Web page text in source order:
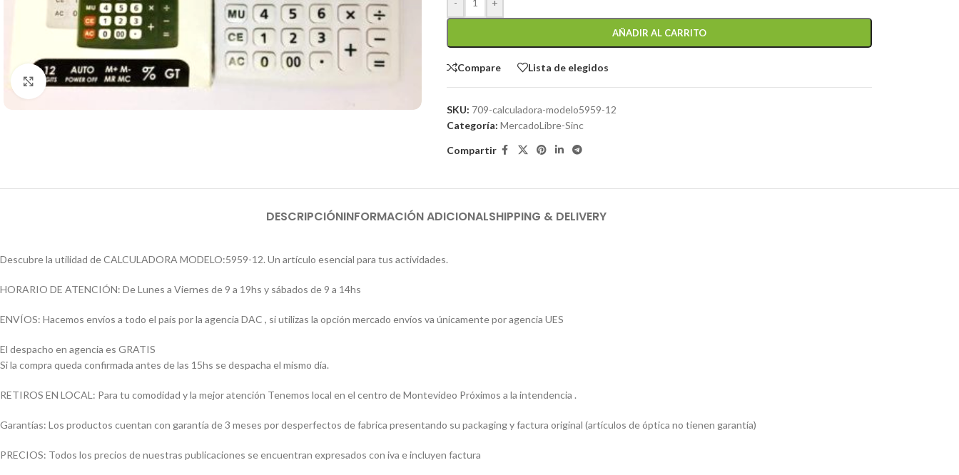
Click to enlarge
- +
AÑADIR AL CARRITO
Compare Lista de elegidos
SKU: 709-calculadora-modelo5959-12
Categoría: MercadoLibre-Sinc
Compartir
DESCRIPCIÓNINFORMACIÓN ADICIONALSHIPPING & DELIVERY
Descubre la utilidad de CALCULADORA MODELO:5959-12. Un artículo esencial para tus actividades.
HORARIO DE ATENCIÓN: De Lunes a Viernes de 9 a 19hs y sábados de 9 a 14hs
ENVÍOS: Hacemos envíos a todo el país por la agencia DAC , si utilizas la opción mercado envíos va únicamente por agencia UES
El despacho en agencia es GRATIS
Si la compra queda confirmada antes de las 15hs se despacha el mismo día.
RETIROS EN LOCAL: Para tu comodidad y la mejor atención Tenemos local en el centro de Montevideo Próximos a la intendencia .
Garantías: Los productos cuentan con garantía de 3 meses por desperfectos de fabrica presentando su packaging y factura original (artículos de óptica no tienen garantía)
PRECIOS: Todos los precios de nuestras publicaciones se encuentran expresados con iva e incluyen factura